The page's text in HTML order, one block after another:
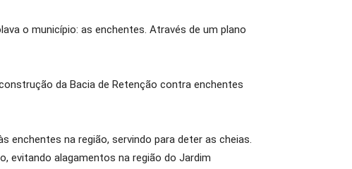
o município: as enchentes. Através de um plano
da Bacia de Retenção contra enchentes
na região, servindo para deter as cheias.
evitando alagamentos na região do Jardim